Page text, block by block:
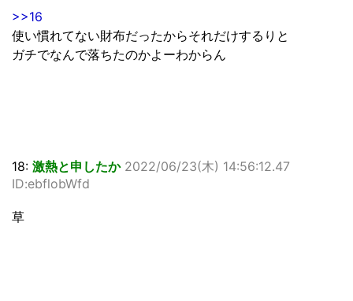
>>16
使い慣れてない財布だったからそれだけするりと
ガチでなんで落ちたのかよーわからん
18: 激熱と申したか 2022/06/23(木) 14:56:12.47
ID:ebflobWfd
草